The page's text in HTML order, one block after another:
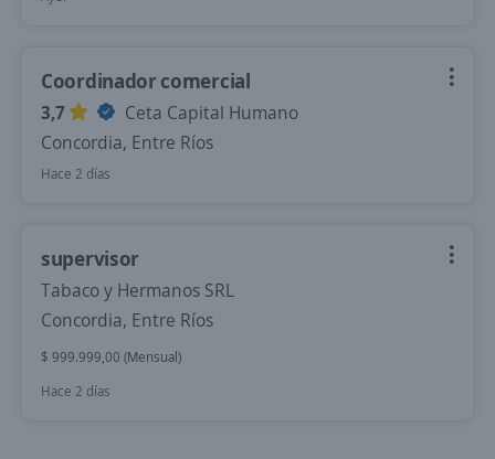
Coordinador comercial
3,7
Ceta Capital Humano
Concordia, Entre Ríos
Hace 2 días
supervisor
Tabaco y Hermanos SRL
Concordia, Entre Ríos
$ 999.999,00 (Mensual)
Hace 2 días